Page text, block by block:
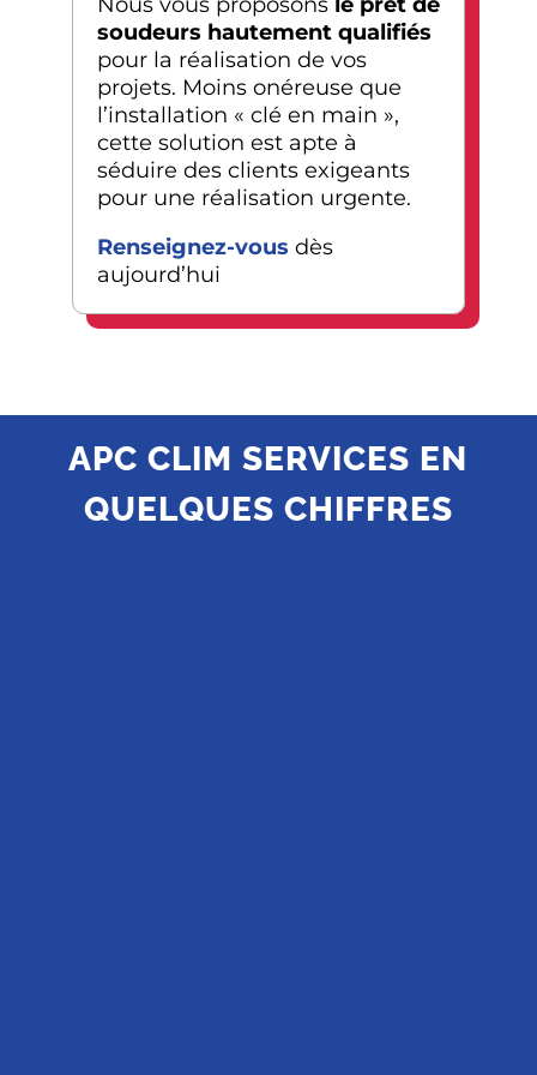
soudeurs hautement qualifiés
pour la réalisation de vos
projets. Moins onéreuse que
l’installation « clé en main »,
cette solution est apte à
séduire des clients exigeants
pour une réalisation urgente.
Renseignez-vous dès
aujourd’hui
APC CLIM SERVICES EN
QUELQUES CHIFFRES